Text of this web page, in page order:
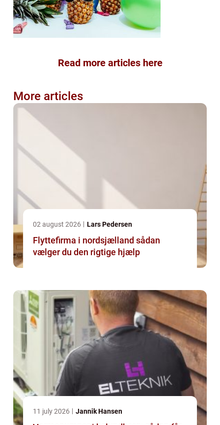
Read more articles here
More articles
02 august 2026 Lars Pedersen
Flyttefirma i nordsjælland sådan
vælger du den rigtige hjælp
11 july 2026 Jannik Hansen